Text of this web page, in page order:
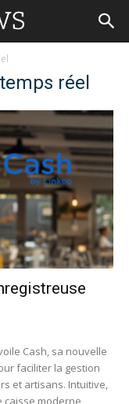
réel
Cash, sa nouvelle
faciliter la gestion
et artisans. Intuitive,